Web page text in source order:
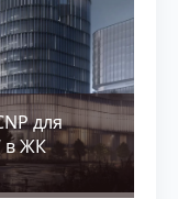
для
в ЖК